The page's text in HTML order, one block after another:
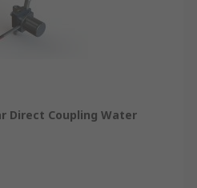
Direct Coupling Water